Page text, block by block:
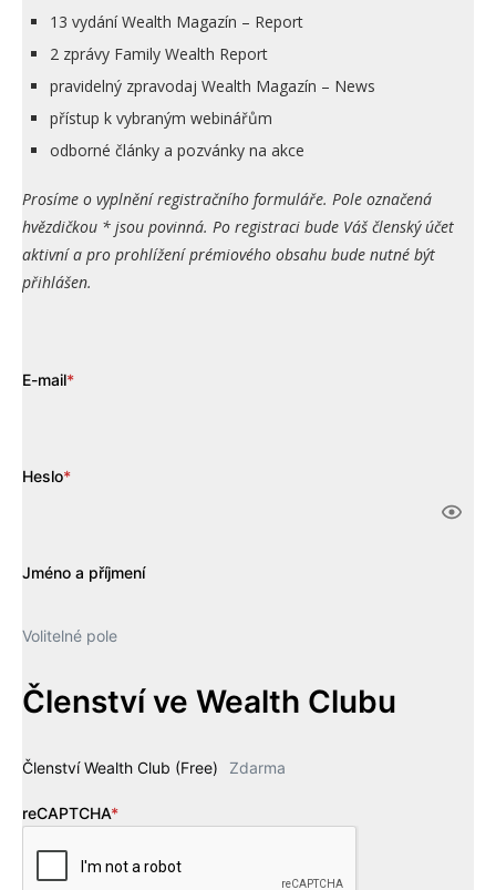
13 vydání Wealth Magazín – Report
2 zprávy Family Wealth Report
pravidelný zpravodaj Wealth Magazín – News
přístup k vybraným webinářům
odborné články a pozvánky na akce
Prosíme o vyplnění registračního formuláře. Pole označená
hvězdičkou * jsou povinná. Po registraci bude Váš členský účet
aktivní a pro prohlížení prémiového obsahu bude nutné být
přihlášen.
E-mail*
Heslo*
Jméno a příjmení
Volitelné pole
Členství ve Wealth Clubu
Členství Wealth Club (Free) Zdarma
reCAPTCHA*